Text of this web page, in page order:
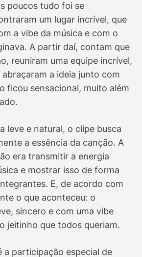
poucos tudo foi se
um lugar incrível, que
a vibe da música e com o
A partir daí, contam que
reuniram uma equipe incrível,
a ideia junto com
ficou sensacional, muito além
leve e natural, o clipe busca
a essência da canção. A
era transmitir a energia
e mostrar isso de forma
E, de acordo com
o que aconteceu: o
sincero e com uma vibe
jeitinho que todos queriam.
a participação especial de